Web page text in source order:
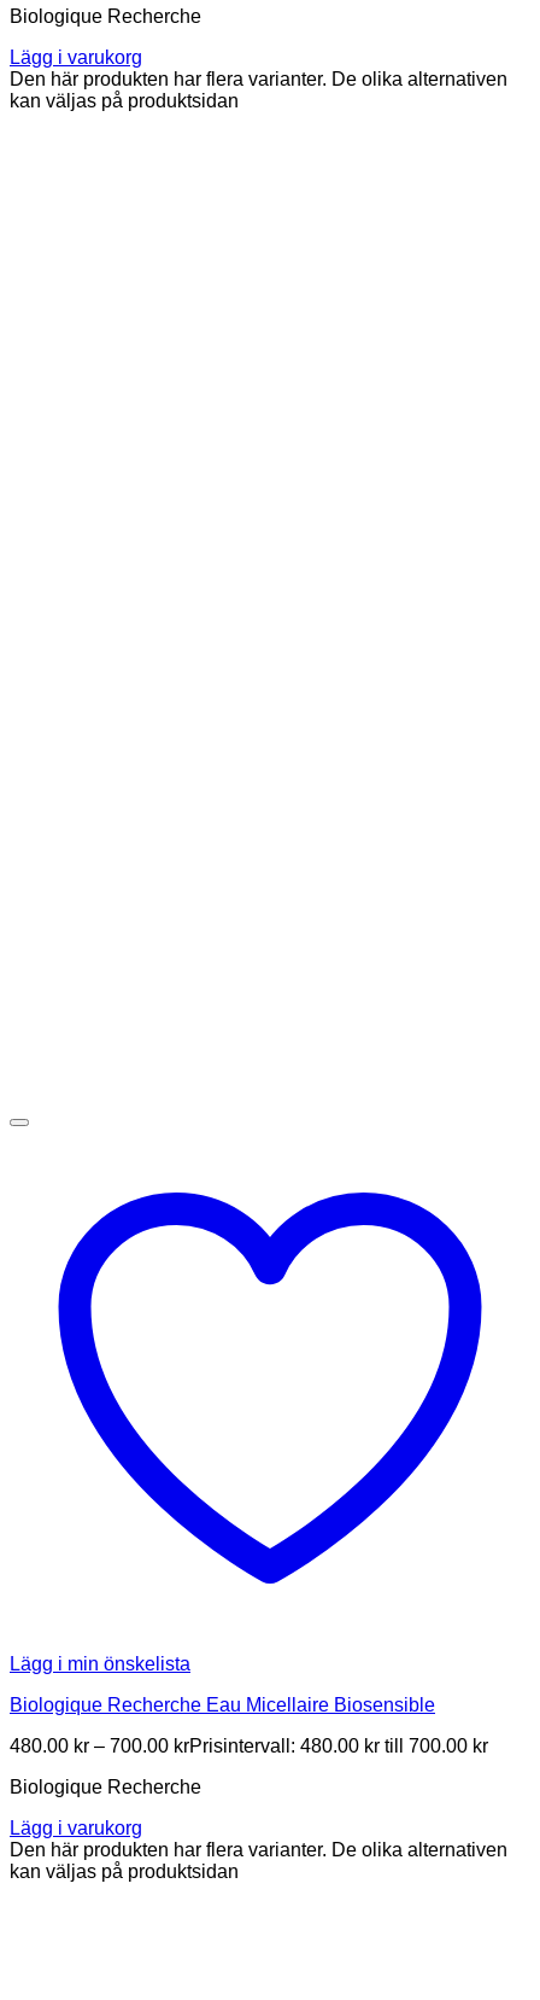
Biologique Recherche
Lägg i varukorg
Den här produkten har flera varianter. De olika alternativen
kan väljas på produktsidan
Lägg i min önskelista
Biologique Recherche Eau Micellaire Biosensible
480.00 kr – 700.00 krPrisintervall: 480.00 kr till 700.00 kr
Biologique Recherche
Lägg i varukorg
Den här produkten har flera varianter. De olika alternativen
kan väljas på produktsidan